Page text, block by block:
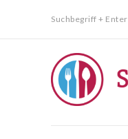
Suchbegriff + Enter